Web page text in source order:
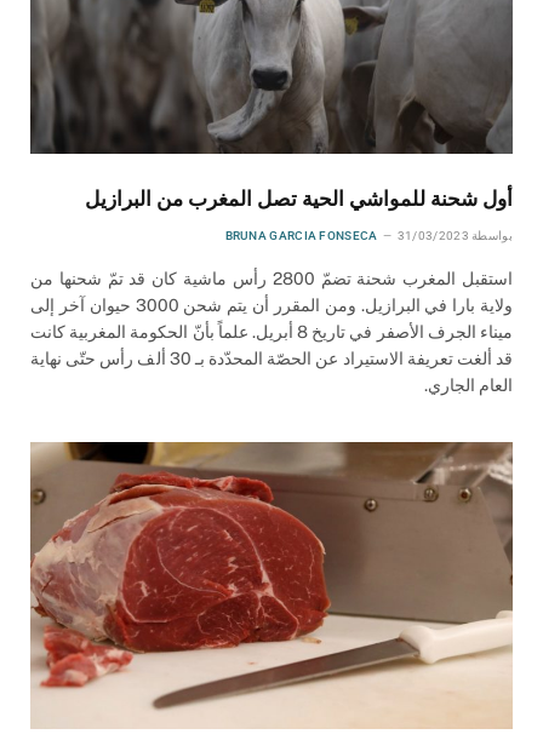
أول شحنة للمواشي الحية تصل المغرب من البرازيل
بواسطة BRUNA GARCIA FONSECA 31/03/2023
استقبل المغرب شحنة تضمّ 2800 رأس ماشية كان قد تمّ شحنها من
ولاية بارا في البرازيل. ومن المقرر أن يتم شحن 3000 حيوان آخر إلى
ميناء الجرف الأصفر في تاريخ 8 أبريل. علماً بأنّ الحكومة المغربية كانت
قد ألغت تعريفة الاستيراد عن الحصّة المحدّدة بـ 30 ألف رأس حتّى نهاية
العام الجاري.